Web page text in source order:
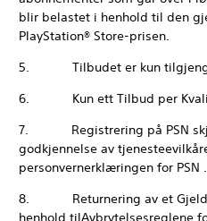
blir belastet i henhold til den
PlayStation® Store-prisen.
5. Tilbudet er kun
6. Kun ett Tilbud per
7. Registrering på PSN
godkjennelse av
personvernerklæringen for PSN .
8. Returnering av et
henhold tilAvbrytelsesreglene